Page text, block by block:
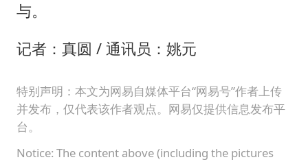
与。
记者：真圆 / 通讯员：姚元
特别声明：本文为网易自媒体平台“网易号”作者上传
并发布，仅代表该作者观点。网易仅提供信息发布平
台。
Notice: The content above (including the pictures